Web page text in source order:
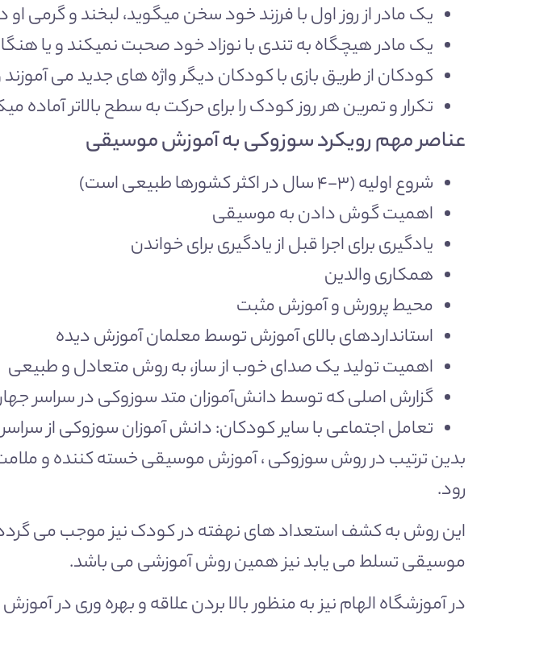
یک مادر از روز اول با فرزند خود سخن میگوید، لبخند و گرمی
یک مادر هیچگاه به تندی با نوزاد خود صحبت نمیکند و یا
کودکان از طریق بازی با کودکان دیگر واژه های جدید می
تکرار و تمرین هر روز کودک را برای حرکت به سطح بالاتر
عناصر مهم رویکرد سوزوکی به آموزش موسیقی
شروع اولیه (۳-۴ سال در اکثر کشورها طبیعی است)
اهمیت گوش دادن به موسیقی
یادگیری برای اجرا قبل از یادگیری برای خواندن
همکاری والدین
محیط پرورش و آموزش مثبت
استانداردهای بالای آموزش توسط معلمان آموزش دیده
اهمیت تولید یک صدای خوب از ساز، به روش متعادل و طبیعی
گزارش اصلی که توسط دانش‌آموزان متد سوزوکی در سراسر
تعامل اجتماعی با سایر کودکان: دانش آموزان سوزوکی از
بدین ترتیب در روش سوزوکی ، آموزش موسیقی خسته کننده و
رود.
این روش به کشف استعداد های نهفته در کودک نیز موجب می
موسیقی تسلط می یابد نیز همین روش آموزشی می باشد.
در آموزشگاه الهام نیز به منظور بالا بردن علاقه و بهره وری در